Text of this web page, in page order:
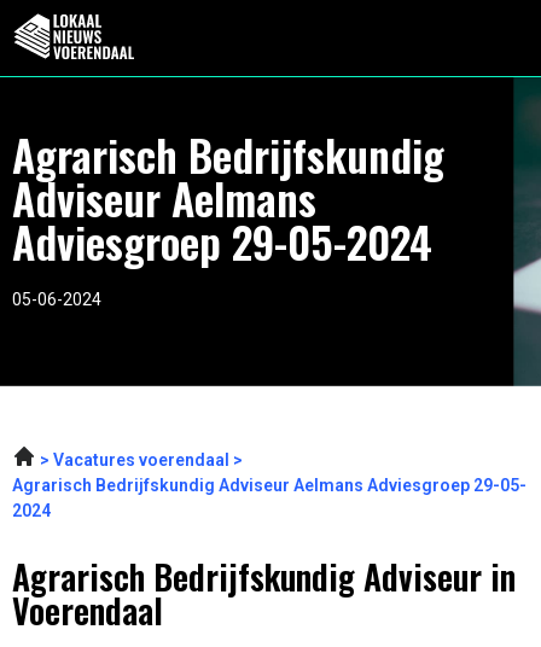
Agrarisch Bedrijfskundig
Adviseur Aelmans
Adviesgroep 29-05-2024
05-06-2024
Vacatures voerendaal
Agrarisch Bedrijfskundig Adviseur Aelmans Adviesgroep 29-05-
2024
Agrarisch Bedrijfskundig Adviseur in
Voerendaal